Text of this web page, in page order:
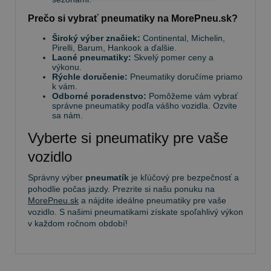
Prečo si vybrať pneumatiky na MorePneu.sk?
Široký výber značiek: Continental, Michelin,
Pirelli, Barum, Hankook a ďalšie.
Lacné pneumatiky: Skvelý pomer ceny a
výkonu.
Rýchle doručenie: Pneumatiky doručíme priamo
k vám.
Odborné poradenstvo: Pomôžeme vám vybrať
správne pneumatiky podľa vášho vozidla. Ozvite
sa nám.
Vyberte si pneumatiky pre vaše
vozidlo
Správny výber pneumatík je kľúčový pre bezpečnosť a
pohodlie počas jazdy. Prezrite si našu ponuku na
MorePneu.sk a nájdite ideálne pneumatiky pre vaše
vozidlo. S našimi pneumatikami získate spoľahlivý výkon
v každom ročnom období!